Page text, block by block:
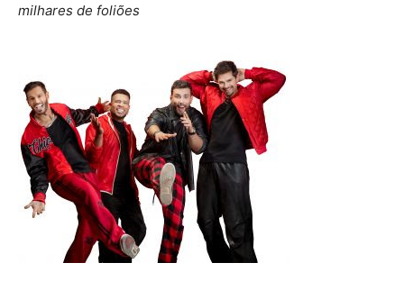
milhares de foliões